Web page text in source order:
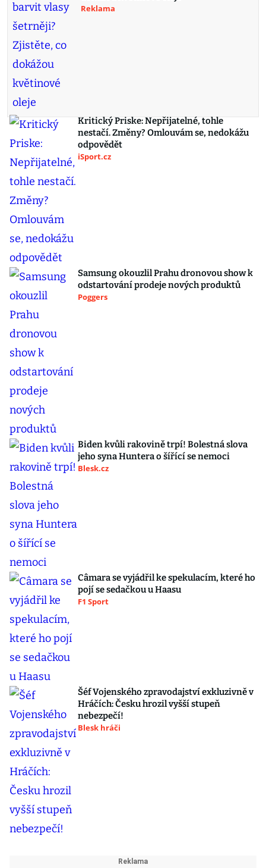
Reklama
Kritický Priske: Nepřijatelné, tohle
nestačí. Změny? Omlouvám se, nedokážu
odpovědět
iSport.cz
Samsung okouzlil Prahu dronovou show k
odstartování prodeje nových produktů
Poggers
Biden kvůli rakovině trpí! Bolestná slova
jeho syna Huntera o šířící se nemoci
Blesk.cz
Câmara se vyjádřil ke spekulacím, které ho
pojí se sedačkou u Haasu
F1 Sport
Šéf Vojenského zpravodajství exkluzivně v
Hráčích: Česku hrozil vyšší stupeň
nebezpečí!
Blesk hráči